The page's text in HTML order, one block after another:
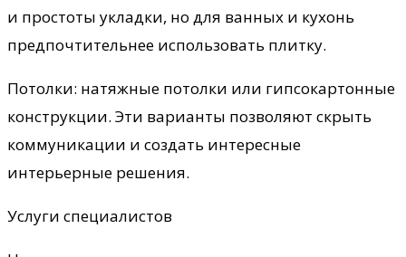
и простоты укладки, но для ванных и кухонь
предпочтительнее использовать плитку.
Потолки: натяжные потолки или гипсокартонные
конструкции. Эти варианты позволяют скрыть
коммуникации и создать интересные
интерьерные решения.
Услуги специалистов